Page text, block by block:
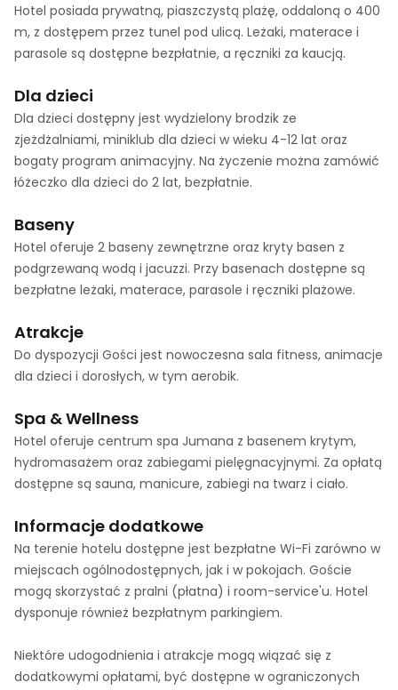
Hotel posiada prywatną, piaszczystą plażę, oddaloną o 400
m, z dostępem przez tunel pod ulicą. Leżaki, materace i
parasole są dostępne bezpłatnie, a ręczniki za kaucją.
Dla dzieci
Dla dzieci dostępny jest wydzielony brodzik ze
zjeżdżalniami, miniklub dla dzieci w wieku 4-12 lat oraz
bogaty program animacyjny. Na życzenie można zamówić
łóżeczko dla dzieci do 2 lat, bezpłatnie.
Baseny
Hotel oferuje 2 baseny zewnętrzne oraz kryty basen z
podgrzewaną wodą i jacuzzi. Przy basenach dostępne są
bezpłatne leżaki, materace, parasole i ręczniki plażowe.
Atrakcje
Do dyspozycji Gości jest nowoczesna sala fitness, animacje
dla dzieci i dorosłych, w tym aerobik.
Spa & Wellness
Hotel oferuje centrum spa Jumana z basenem krytym,
hydromasażem oraz zabiegami pielęgnacyjnymi. Za opłatą
dostępne są sauna, manicure, zabiegi na twarz i ciało.
Informacje dodatkowe
Na terenie hotelu dostępne jest bezpłatne Wi-Fi zarówno w
miejscach ogólnodostępnych, jak i w pokojach. Goście
mogą skorzystać z pralni (płatna) i room-service'u. Hotel
dysponuje również bezpłatnym parkingiem.
Niektóre udogodnienia i atrakcje mogą wiązać się z
dodatkowymi opłatami, być dostępne w ograniczonych